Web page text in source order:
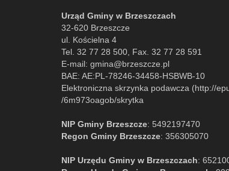
Urząd Gminy w Brzeszczach
32-620 Brzeszcze
ul. Kościelna 4
Tel. 32 77 28 500, Fax. 32 77 28 591
E-mail: gmina@brzeszcze.pl
BAE: AE:PL-78246-34458-HSBWB-10
Elektroniczna skrzynka podawcza (http://
/6m973oagob/skrytka
NIP Gminy Brzeszcze: 5492197470
Regon Gminy Brzeszcze: 356305070
NIP Urzędu Gminy w Brzeszczach: